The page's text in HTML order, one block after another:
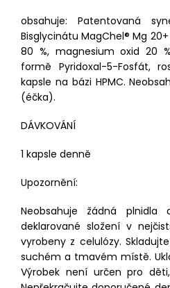
obsahuje: Patentovaná
Bisglycinátu MagChel® Mg
80 %, magnesium oxid 20
formě Pyridoxal-5-Fosfát,
kapsle na bázi HPMC.
(éčka).
DÁVKOVÁNÍ
1 kapsle denně
Upozornění:
Neobsahuje žádná plnidla
deklarované složení v
vyrobeny z celulózy.
suchém a tmavém místě.
Výrobek není určen pro